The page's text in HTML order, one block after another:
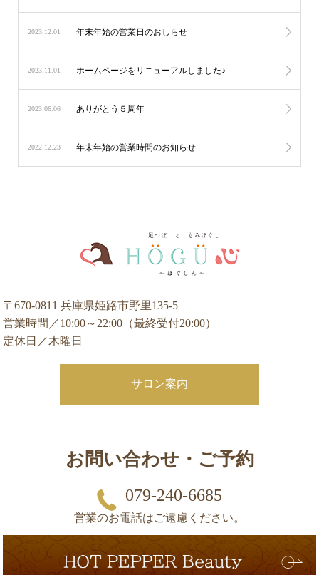
2023.12.01 年末年始の営業日のおしらせ
2023.11.01 ホームページをリニューアルしました♪
2023.06.06 ありがとう５周年
2022.12.23 年末年始の営業時間のお知らせ
〒670-0811 兵庫県姫路市野里135-5
営業時間／10:00～22:00（最終受付20:00）
定休日／木曜日
サロン案内
お問い合わせ・ご予約
079-240-6685
営業のお電話はご遠慮ください。